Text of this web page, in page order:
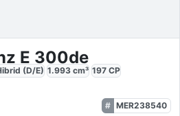
E 300de
(D/E) 1.993cm³ 197CP
MER238540